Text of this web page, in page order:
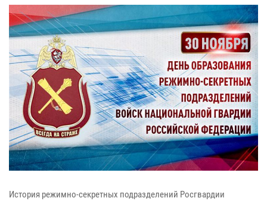
История режимно-секретных подразделений Росгвардии